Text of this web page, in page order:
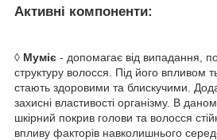
Активні компоненти:
◊ Муміє - допомагає від випадання,
структуру волосся. Під його впливом
стають здоровими та блискучими.
захисні властивості організму. В
шкірний покрив голови та волосся
впливу факторів навколишнього